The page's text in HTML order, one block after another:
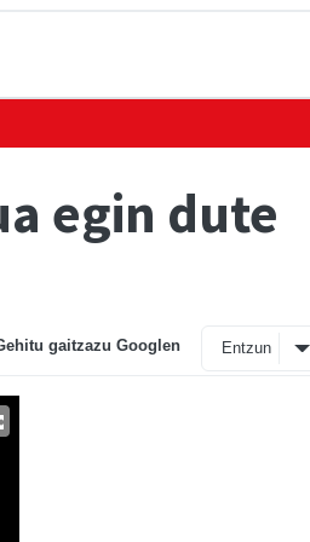
egin dute
gaitzazu Googlen Entzun